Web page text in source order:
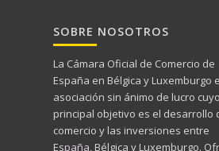
SOBRE NOSOTROS
La Cámara Oficial de Comercio de
España en Bélgica y Luxemburgo
asociación sin ánimo de lucro cuyo
principal objetivo es el desarrollo
comercio y las inversiones entre
España, Bélgica y Luxemburgo.